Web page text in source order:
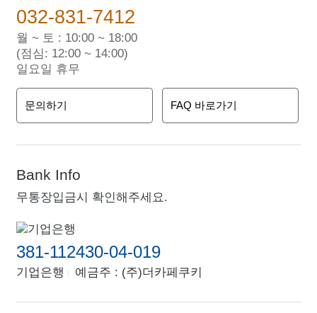
032-831-7412
월 ~ 토 : 10:00 ~ 18:00
(점심: 12:00 ~ 14:00)
일요일 휴무
문의하기 FAQ 바로가기
Bank Info
무통장입금시 확인해주세요.
381-112430-04-019
기업은행 예금주 : (주)더카페쿠키